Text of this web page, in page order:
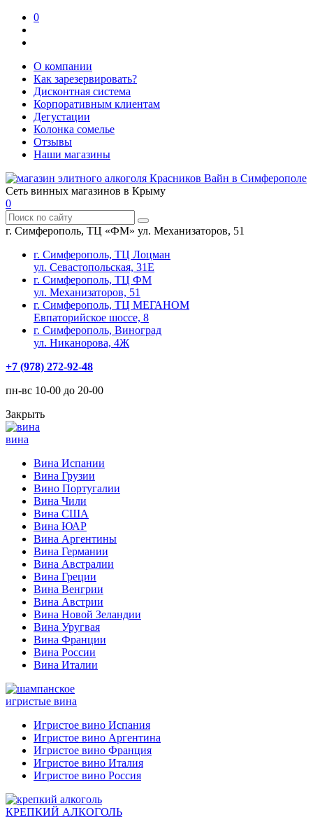
0
О компании
Как зарезервировать?
Дисконтная система
Корпоративным клиентам
Дегустации
Колонка сомелье
Отзывы
Наши магазины
Сеть винных магазинов в Крыму
0
г. Симферополь, ТЦ «ФМ» ул. Механизаторов, 51
г. Симферополь, ТЦ Лоцман
ул. Севастопольская, 31Е
г. Симферополь, ТЦ ФМ
ул. Механизаторов, 51
г. Симферополь, ТЦ МЕГАНОМ
Евпаторийское шоссе, 8
г. Симферополь, Виноград
ул. Никанорова, 4Ж
+7 (978) 272-92-48
пн-вс 10-00 до 20-00
Закрыть
вина
Вина Испании
Вина Грузии
Вино Португалии
Вина Чили
Вина США
Вина ЮАР
Вина Аргентины
Вина Германии
Вина Австралии
Вина Греции
Вина Венгрии
Вина Австрии
Вина Новой Зеландии
Вина Уругвая
Вина Франции
Вина России
Вина Италии
игристые вина
Игристое вино Испания
Игристое вино Аргентина
Игристое вино Франция
Игристое вино Италия
Игристое вино Россия
КРЕПКИЙ АЛКОГОЛЬ